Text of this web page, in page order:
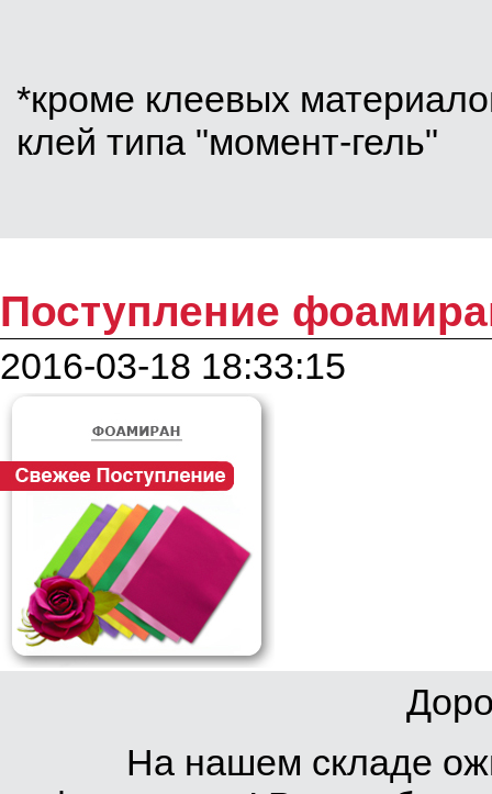
*кроме клеевых
клей типа "момент-гель"
Поступление
2016-03-18 18:33:15
На нашем складе